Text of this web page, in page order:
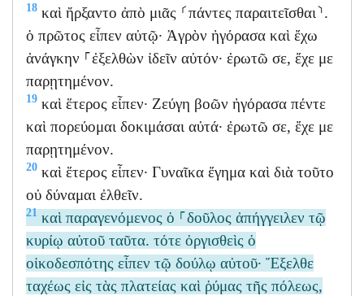
18 καὶ ἤρξαντο ἀπὸ μιᾶς ⸂πάντες παραιτεῖσθαι⸃.
ὁ πρῶτος εἶπεν αὐτῷ· Ἀγρὸν ἠγόρασα καὶ ἔχω
ἀνάγκην ⸀ἐξελθὼν ἰδεῖν αὐτόν· ἐρωτῶ σε, ἔχε με
παρῃτημένον.
19 καὶ ἕτερος εἶπεν· Ζεύγη βοῶν ἠγόρασα πέντε
καὶ πορεύομαι δοκιμάσαι αὐτά· ἐρωτῶ σε, ἔχε με
παρῃτημένον.
20 καὶ ἕτερος εἶπεν· Γυναῖκα ἔγημα καὶ διὰ τοῦτο
οὐ δύναμαι ἐλθεῖν.
21 καὶ παραγενόμενος ὁ ⸀δοῦλος ἀπήγγειλεν τῷ
κυρίῳ αὐτοῦ ταῦτα. τότε ὀργισθεὶς ὁ
οἰκοδεσπότης εἶπεν τῷ δούλῳ αὐτοῦ· Ἔξελθε
ταχέως εἰς τὰς πλατείας καὶ ῥύμας τῆς πόλεως,